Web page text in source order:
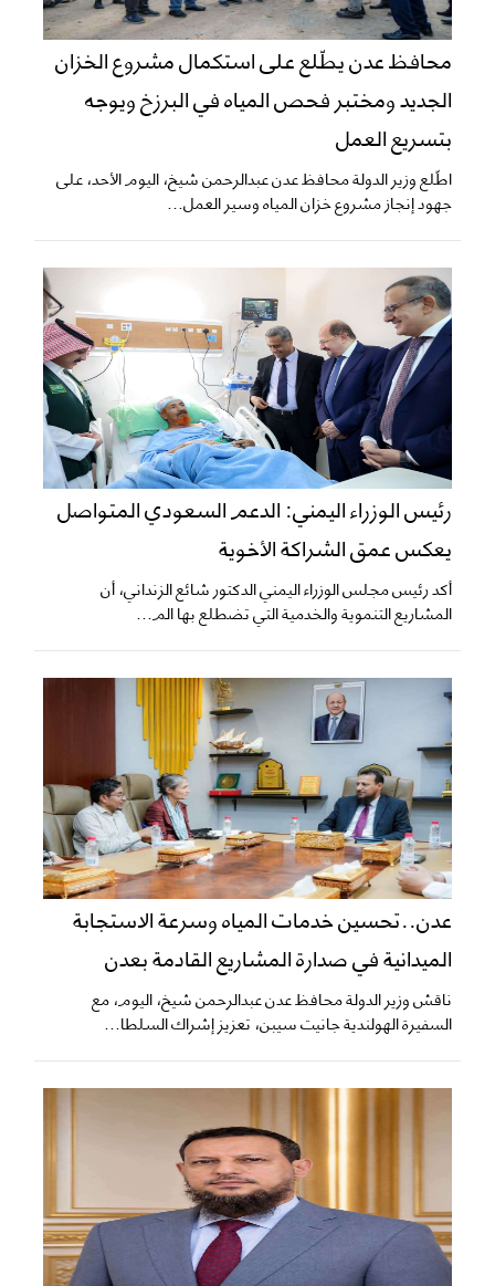
محافظ عدن يطّلع على استكمال مشروع الخزان
الجديد ومختبر فحص المياه في البرزخ ويوجه
بتسريع العمل
اطّلع وزير الدولة محافظ عدن عبدالرحمن شيخ، اليوم الأحد، على
جهود إنجاز مشروع خزان المياه وسير العمل...
رئيس الوزراء اليمني: الدعم السعودي المتواصل
يعكس عمق الشراكة الأخوية
أكد رئيس مجلس الوزراء اليمني الدكتور شائع الزنداني، أن
المشاريع التنموية والخدمية التي تضطلع بها الم...
عدن..تحسين خدمات المياه وسرعة الاستجابة
الميدانية في صدارة المشاريع القادمة بعدن
ناقش وزير الدولة محافظ عدن عبدالرحمن شيخ، اليوم، مع
السفيرة الهولندية جانيت سيبن، تعزيز إشراك السلطا...